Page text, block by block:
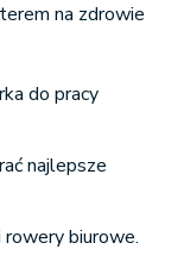
na zdrowie
do pracy
najlepsze
biurowe.